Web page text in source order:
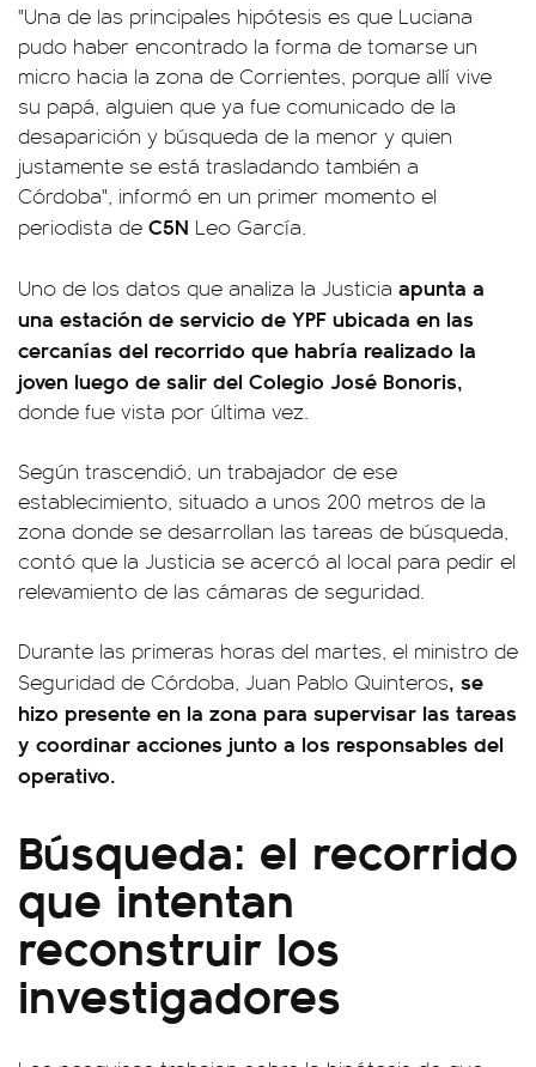
"Una de las principales hipótesis es que Luciana
pudo haber encontrado la forma de tomarse un
micro hacia la zona de Corrientes, porque allí vive
su papá, alguien que ya fue comunicado de la
desaparición y búsqueda de la menor y quien
justamente se está trasladando también a
Córdoba", informó en un primer momento el
periodista de C5N Leo García.
Uno de los datos que analiza la Justicia apunta a
una estación de servicio de YPF ubicada en las
cercanías del recorrido que habría realizado la
joven luego de salir del Colegio José Bonoris,
donde fue vista por última vez.
Según trascendió, un trabajador de ese
establecimiento, situado a unos 200 metros de la
zona donde se desarrollan las tareas de búsqueda,
contó que la Justicia se acercó al local para pedir el
relevamiento de las cámaras de seguridad.
Durante las primeras horas del martes, el ministro de
Seguridad de Córdoba, Juan Pablo Quinteros, se
hizo presente en la zona para supervisar las tareas
y coordinar acciones junto a los responsables del
operativo.
Búsqueda: el recorrido
que intentan
reconstruir los
investigadores